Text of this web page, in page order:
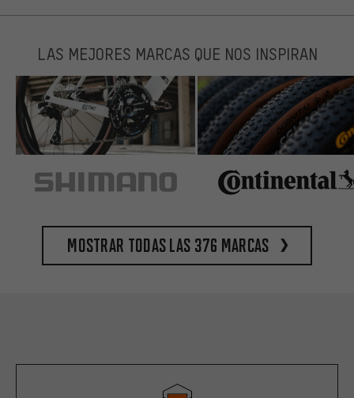
LAS MEJORES MARCAS QUE NOS INSPIRAN
Mostrar todas las 376 marcas